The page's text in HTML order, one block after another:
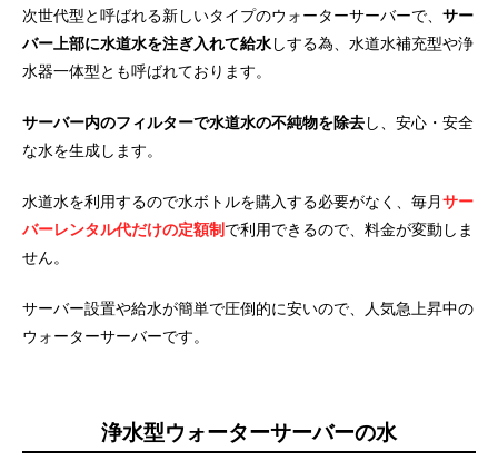
次世代型と呼ばれる新しいタイプのウォーターサーバーで、 サー
バー上部に水道水を注ぎ入れて給水しする為、水道水補充型や浄
水器一体型とも呼ばれております。
サーバー内のフィルターで水道水の不純物を除去し、安心・安全
な水を生成します。
水道水を利用するので水ボトルを購入する必要がなく、毎月サー
バーレンタル代だけの定額制で利用できるので、料金が変動しま
せん。
サーバー設置や給水が簡単で圧倒的に安いので、人気急上昇中の
ウォーターサーバーです。
浄水型ウォーターサーバーの水